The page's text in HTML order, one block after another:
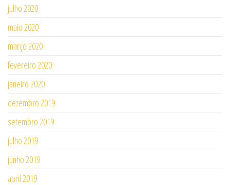
julho 2020
maio 2020
março 2020
fevereiro 2020
janeiro 2020
dezembro 2019
setembro 2019
julho 2019
junho 2019
abril 2019